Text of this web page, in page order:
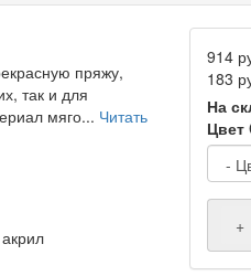
пряжу,
так и для
мяго... Читать
914
183
На
Цвет
+